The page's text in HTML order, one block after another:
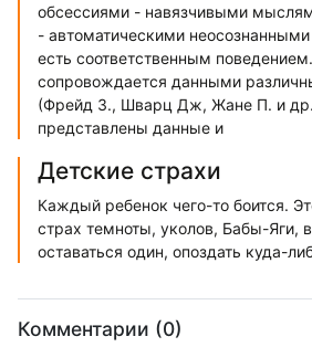
обсессиями - навязчивыми
- автоматическими
есть соответственным
сопровождается данными
(Фрейд З., Шварц Дж, Жане П. и
представлены данные и
Детские страхи
Каждый ребенок чего-то боится.
страх темноты, уколов, Бабы-Яги,
оставаться один, опоздать куда-
Комментарии (0)